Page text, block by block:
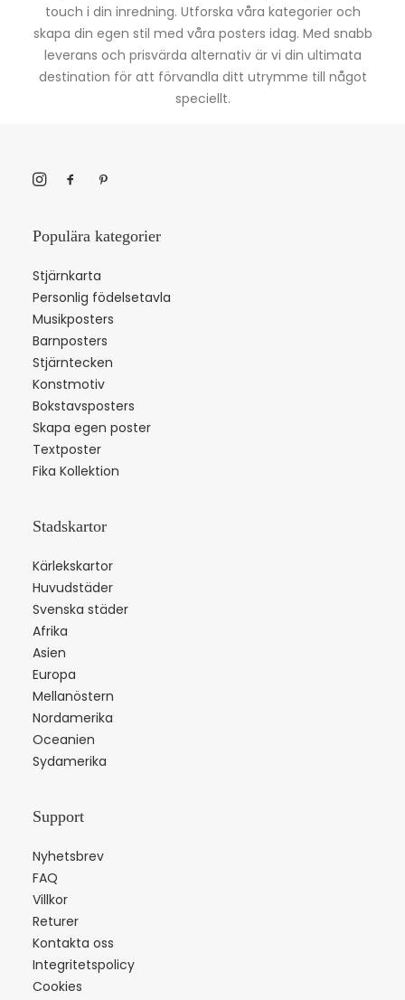
touch i din inredning. Utforska våra kategorier och
skapa din egen stil med våra posters idag. Med snabb
leverans och prisvärda alternativ är vi din ultimata
destination för att förvandla ditt utrymme till något
speciellt.
Populära kategorier
Stjärnkarta
Personlig födelsetavla
Musikposters
Barnposters
Stjärntecken
Konstmotiv
Bokstavsposters
Skapa egen poster
Textposter
Fika Kollektion
Stadskartor
Kärlekskartor
Huvudstäder
Svenska städer
Afrika
Asien
Europa
Mellanöstern
Nordamerika
Oceanien
Sydamerika
Support
Nyhetsbrev
FAQ
Villkor
Returer
Kontakta oss
Integritetspolicy
Cookies